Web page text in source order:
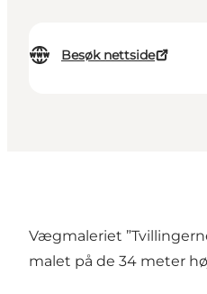
Besøk nettside
Vægmaleriet
malet på de 34 meter